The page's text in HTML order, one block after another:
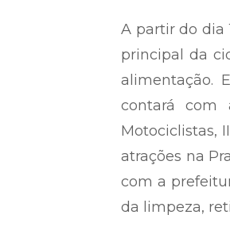
A partir do dia
principal da
alimentação.
contará com
Motociclistas,
atrações na
com a
da limpeza,